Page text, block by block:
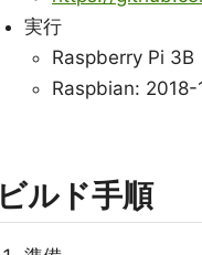
実行
Raspberry Pi 3B
Raspbian:
ビルド手順